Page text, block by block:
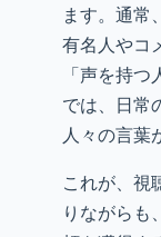
ます。通常
有名人やコ
「声を持
では、日常
人々の言葉
これが、視
りながらも